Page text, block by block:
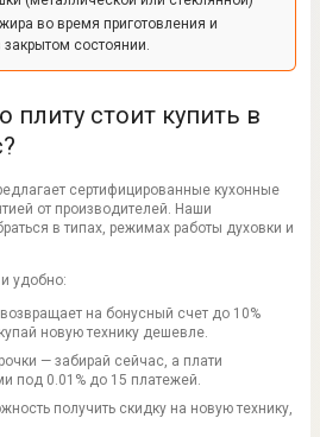
во время приготовления и
закрытом состоянии.
плиту стоит купить в
сертифицированные кухонные
от производителей. Наши
в типах, режимах работы духовки и
удобно:
на бонусный счет до 10%
новую технику дешевле.
— забирай сейчас, а плати
под 0.01% до 15 платежей.
получить скидку на новую технику,